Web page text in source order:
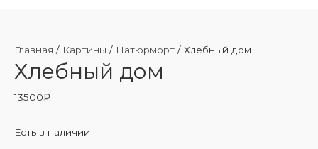
Главная / Картины / Натюрморт / Хлебный дом
Хлебный дом
13500₽
Есть в наличии